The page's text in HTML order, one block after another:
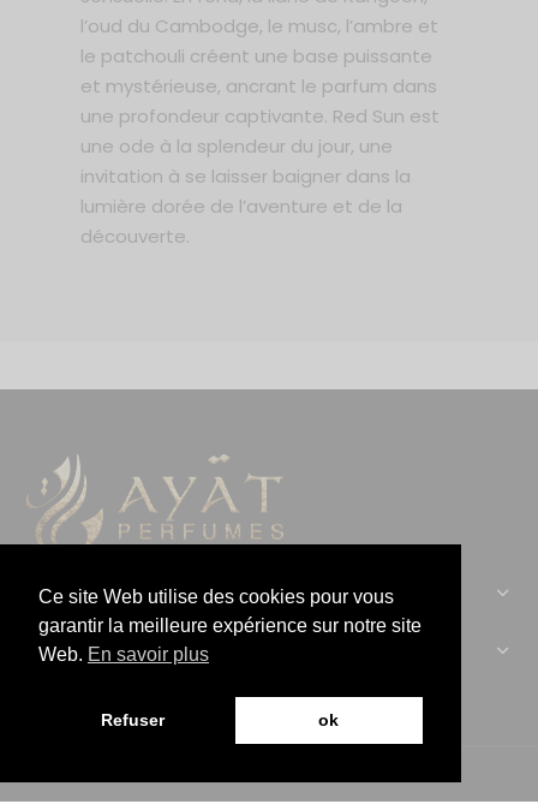
l’oud du Cambodge, le musc, l’ambre et
le patchouli créent une base puissante
et mystérieuse, ancrant le parfum dans
une profondeur captivante. Red Sun est
une ode à la splendeur du jour, une
invitation à se laisser baigner dans la
lumière dorée de l’aventure et de la
découverte.
CONTACTEZ-NOUS :
AYAT PERFUMES :
Ce site Web utilise des cookies pour vous
garantir la meilleure expérience sur notre site
Web. En savoir plus
Refuser ok